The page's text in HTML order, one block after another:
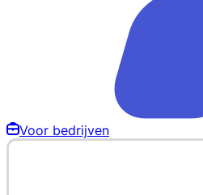
Voor bedrijven